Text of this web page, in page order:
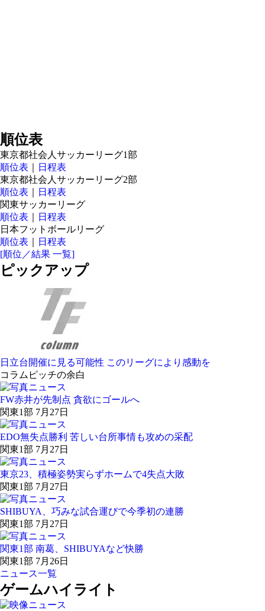
順位表
東京都社会人サッカーリーグ1部
順位表
日程表
東京都社会人サッカーリーグ2部
順位表
日程表
関東サッカーリーグ
順位表
日程表
日本フットボールリーグ
順位表
日程表
[順位／結果 一覧]
ピックアップ
日立台開催に見る可能性 このリーグにより感動を
コラム ピッチの余白
FW赤井が先制点 貪欲にゴールへ
関東1部 7月27日
EDO無失点勝利 苦しい台所事情も攻めの采配
関東1部 7月27日
東京23、積極姿勢実らずホームで4失点大敗
関東1部 7月27日
SHIBUYA、巧みな試合運びで今季初の連勝
関東1部 7月27日
関東1部 南葛、SHIBUYAなど快勝
関東1部 7月26日
ニュース一覧
ゲームハイライト